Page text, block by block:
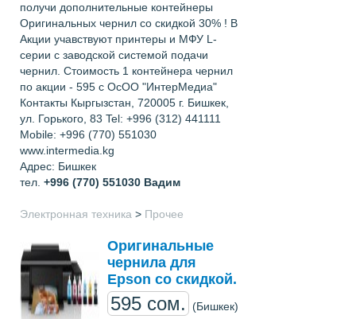
получи дополнительные контейнеры
Оригинальных чернил со скидкой 30% ! В
Акции учавствуют принтеры и МФУ L-
серии с заводской системой подачи
чернил. Стоимость 1 контейнера чернил
по акции - 595 с ОсОО "ИнтерМедиа"
Контакты Кыргызстан, 720005 г. Бишкек,
ул. Горького, 83 Tel: +996 (312) 441111
Mobile: +996 (770) 551030
www.intermedia.kg
Адрес: Бишкек
тел. +996 (770) 551030 Вадим
Электронная техника > Прочее
Оригинальные
чернила для
Epson со скидкой.
595 сом. (Бишкек)